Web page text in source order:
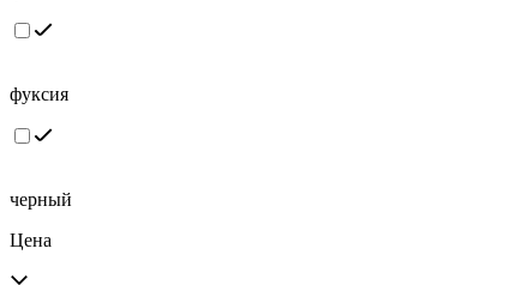
фуксия
черный
Цена